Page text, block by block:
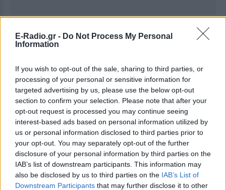
E-Radio.gr - Do Not Process My Personal
Information
If you wish to opt-out of the sale, sharing to third parties, or
processing of your personal or sensitive information for
targeted advertising by us, please use the below opt-out
section to confirm your selection. Please note that after your
opt-out request is processed you may continue seeing
interest-based ads based on personal information utilized by
us or personal information disclosed to third parties prior to
your opt-out. You may separately opt-out of the further
disclosure of your personal information by third parties on the
IAB’s list of downstream participants. This information may
also be disclosed by us to third parties on the IAB’s List of
Downstream Participants that may further disclose it to other
Google News
και μάθετε πρώτοι
τα πιο hot νέα
Για ακόμη περισσότερανέα, μπείτε στηνροή
ειδήσεων του E-Daily.gr
Ακολουθήστε το E-Radio.gr και στο Instagram
ΔΙΑΦΗΜΙΣΗ